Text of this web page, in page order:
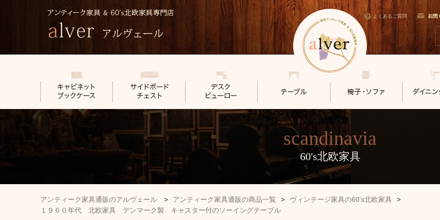
よくあるご質問
scandinavia
60's北欧家具
アンティーク家具通販のアルヴェール > アンティーク家具通販の商品一覧 > ヴィンテージ家具の60's北欧家具
>
１９６０年代 北欧家具 デンマーク製 キャスター付のソーイングテーブル